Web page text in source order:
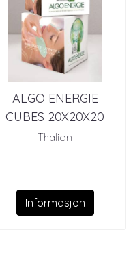
ALGO ENERGIE
CUBES 20X20X20
Thalion
Informasjon